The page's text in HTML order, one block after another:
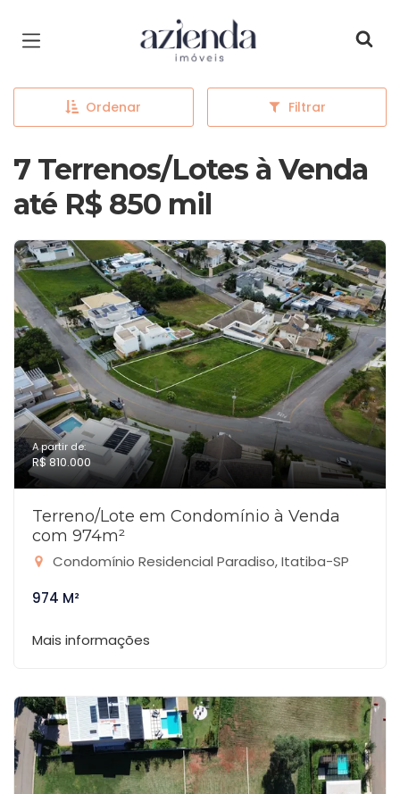
Página inicial
Ordenar Filtrar
7 Terrenos/Lotes à Venda
até R$ 850 mil
A partir de:
R$ 810.000
Terreno/Lote em Condomínio à Venda
com 974m²
Condomínio Residencial Paradiso, Itatiba-SP
974 M²
Mais informações